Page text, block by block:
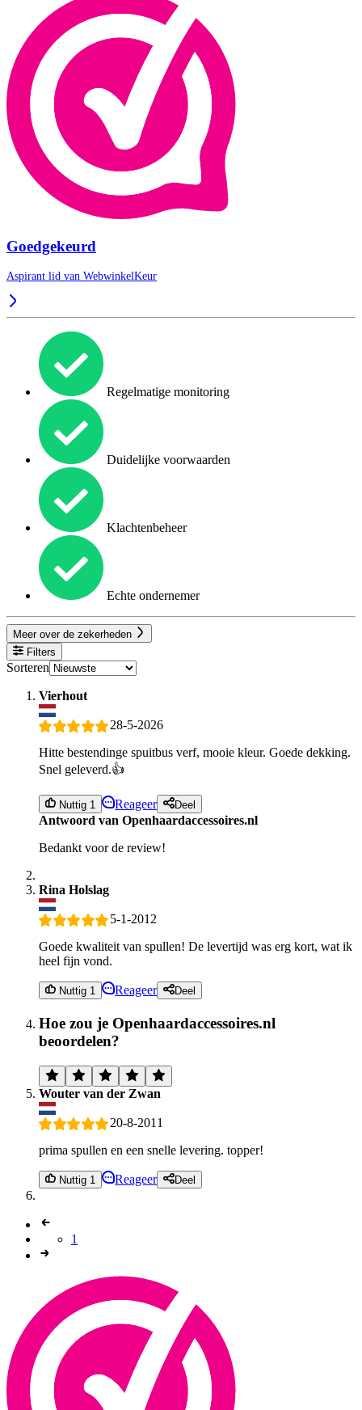
Goedgekeurd
Aspirant lid van WebwinkelKeur
Regelmatige monitoring
Duidelijke voorwaarden
Klachtenbeheer
Echte ondernemer
Meer over de zekerheden
Filters
Sorteren
Vierhout
28-5-2026
Hitte bestendinge spuitbus verf, mooie kleur. Goede dekking.
Snel geleverd.👍
Nuttig 1 Reageer Deel
Antwoord van Openhaardaccessoires.nl
Bedankt voor de review!
Rina Holslag
5-1-2012
Goede kwaliteit van spullen! De levertijd was erg kort, wat ik
heel fijn vond.
Nuttig 1 Reageer Deel
Hoe zou je Openhaardaccessoires.nl
beoordelen?
Wouter van der Zwan
20-8-2011
prima spullen en een snelle levering. topper!
Nuttig 1 Reageer Deel
1